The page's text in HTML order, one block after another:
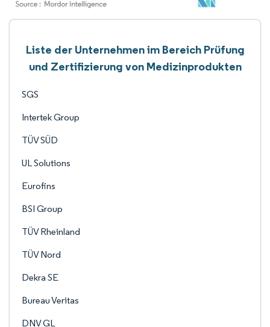
Liste der Unternehmen im Bereich Prüfung
und Zertifizierung von Medizinprodukten
SGS
Intertek Group
TÜV SÜD
UL Solutions
Eurofins
BSI Group
TÜV Rheinland
TÜV Nord
Dekra SE
Bureau Veritas
DNV GL